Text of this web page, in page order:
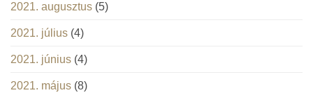
2021. augusztus (5)
2021. július (4)
2021. június (4)
2021. május (8)